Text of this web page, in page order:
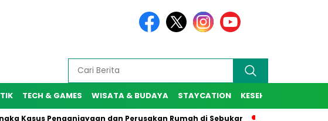
TECH & GAMES WISATA & BUDAYA STAYCATION KESEHATAN
Kasus Penganiayaan dan Perusakan Rumah di Sebukar Jaksa Agung